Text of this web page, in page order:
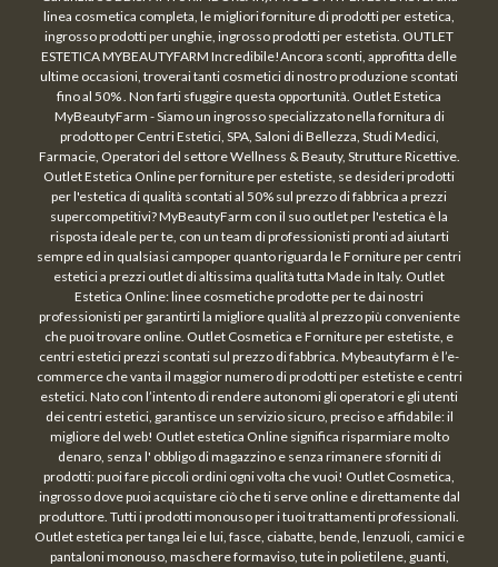
linea cosmetica completa, le migliori forniture di prodotti per estetica,
ingrosso prodotti per unghie, ingrosso prodotti per estetista. OUTLET
ESTETICA MYBEAUTYFARM Incredibile!Ancora sconti, approfitta delle
ultime occasioni, troverai tanti cosmetici di nostro produzione scontati
fino al 50% . Non farti sfuggire questa opportunità. Outlet Estetica
MyBeautyFarm - Siamo un ingrosso specializzato nella fornitura di
prodotto per Centri Estetici, SPA, Saloni di Bellezza, Studi Medici,
Farmacie, Operatori del settore Wellness & Beauty, Strutture Ricettive.
Outlet Estetica Online per forniture per estetiste, se desideri prodotti
per l'estetica di qualità scontati al 50% sul prezzo di fabbrica a prezzi
supercompetitivi? MyBeautyFarm con il suo outlet per l'estetica è la
risposta ideale per te, con un team di professionisti pronti ad aiutarti
sempre ed in qualsiasi campoper quanto riguarda le Forniture per centri
estetici a prezzi outlet di altissima qualità tutta Made in Italy. Outlet
Estetica Online: linee cosmetiche prodotte per te dai nostri
professionisti per garantirti la migliore qualità al prezzo più conveniente
che puoi trovare online. Outlet Cosmetica e Forniture per estetiste, e
centri estetici prezzi scontati sul prezzo di fabbrica. Mybeautyfarm è l’e-
commerce che vanta il maggior numero di prodotti per estetiste e centri
estetici. Nato con l’intento di rendere autonomi gli operatori e gli utenti
dei centri estetici, garantisce un servizio sicuro, preciso e affidabile: il
migliore del web! Outlet estetica Online significa risparmiare molto
denaro, senza l' obbligo di magazzino e senza rimanere sforniti di
prodotti: puoi fare piccoli ordini ogni volta che vuoi! Outlet Cosmetica,
ingrosso dove puoi acquistare ciò che ti serve online e direttamente dal
produttore. Tutti i prodotti monouso per i tuoi trattamenti professionali.
Outlet estetica per tanga lei e lui, fasce, ciabatte, bende, lenzuoli, camici e
pantaloni monouso, maschere formaviso, tute in polietilene, guanti,